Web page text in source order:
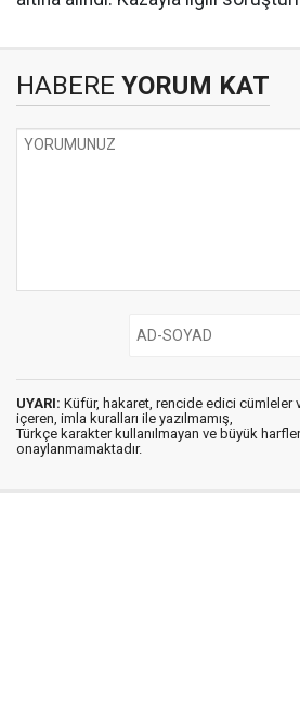
HABERE YORUM KAT
UYARI: Küfür, hakaret, rencide edici cümleler
içeren, imla kuralları ile yazılmamış,
Türkçe karakter kullanılmayan ve büyük
onaylanmamaktadır.